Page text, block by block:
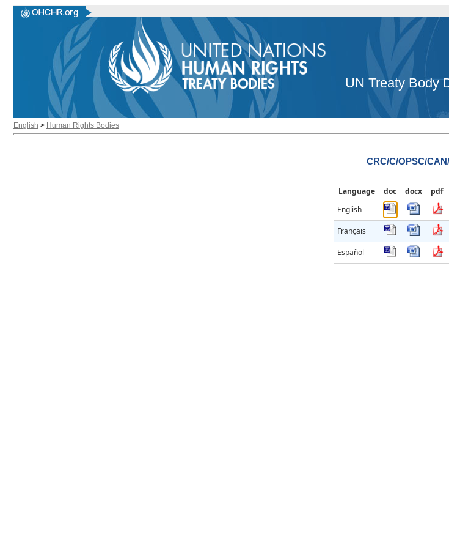
UN Treaty Body
English > Human Rights Bodies
CRC/C/OPSC/
Language doc docx pdf
English
Français
Español